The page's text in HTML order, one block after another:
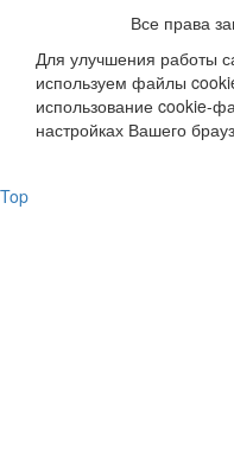
Все права
Для улучшения работы
используем файлы
использование cookie-
настройках Вашего
Top